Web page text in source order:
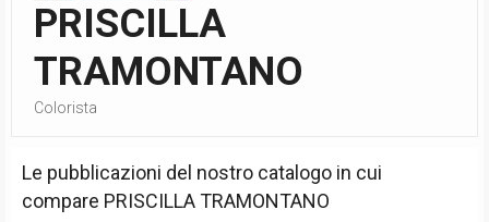
PRISCILLA
TRAMONTANO
Colorista
Le pubblicazioni del nostro catalogo in cui
compare PRISCILLA TRAMONTANO